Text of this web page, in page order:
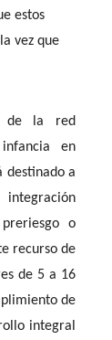
estos
vez que
de la red
en
destinado a
integración
o
recurso de
de 5 a 16
de
integral